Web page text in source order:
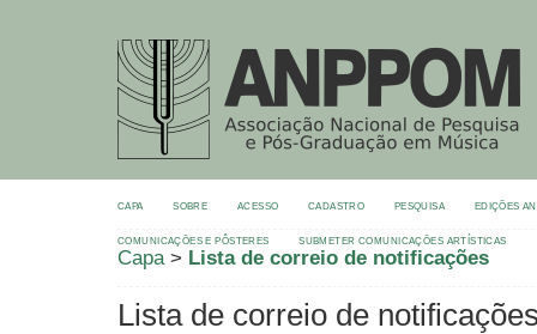
CAPA SOBRE ACESSO CADASTRO PESQUISA EDIÇÕES
COMUNICAÇÕES E PÔSTERES SUBMETER COMUNICAÇÕES ARTÍSTICAS
Capa> Lista de correio de notificações
Lista de correio de